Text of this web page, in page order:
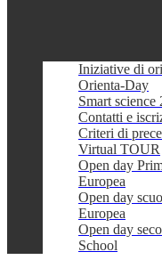
Iniziative di
Orienta-Day
Smart science
Contatti e
Criteri di
Virtual TOUR
Open day
Europea
Open day
Europea
Open day
School